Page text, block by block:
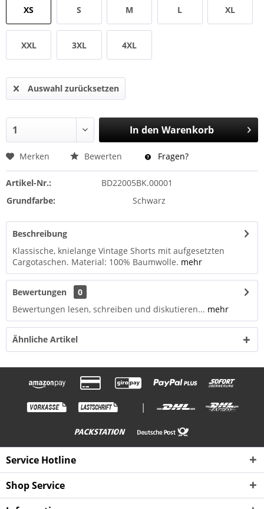
XS S M L XL
XXL 3XL 4XL
Auswahl zurücksetzen
In den Warenkorb
Merken Bewerten Fragen?
Artikel-Nr.:
BD22005BK.00001
Grundfarbe:
Schwarz
Beschreibung
Klassische, knielange Vintage Shorts mit aufgesetzten
Cargotaschen. Material: 100% Baumwolle. mehr
Bewertungen
0
Bewertungen lesen, schreiben und diskutieren... mehr
Ähnliche Artikel
|
Service Hotline
Shop Service